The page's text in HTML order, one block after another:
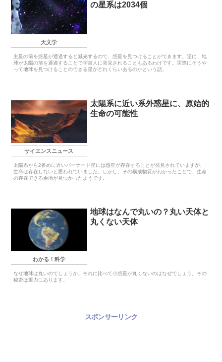
天文学
の星系は2034個
主星の前を惑星が通過すると減光するので、惑星を見つけることができます。逆に、地
球が太陽の前を通過することで宇宙人に発見されることもあるわけです。実際にそうや
って地球を見つけることのできる星がどれくらいあるのかという話。
サイエンスニュース
太陽系に近い系外惑星に、原始的
生命の可能性
太陽系から2番めに近いバーナード星には惑星が存在することが発見されていますが、
生命は存在しないと思われていました。しかし、その構成物質がわかったことで、生命
の存在できる余地が見つかったようです。
わかる！科学
地球はなんで丸いの？丸い天体と
丸くない天体
なぜ地球は丸いのでしょうか。それに比べて小惑星が丸くないのはなぜでしょう。その
秘密は重力にあります。
スポンサーリンク